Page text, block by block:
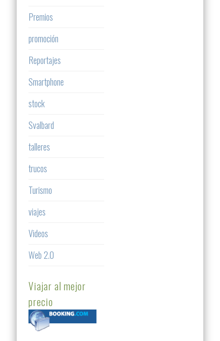
Premios
promoción
Reportajes
Smartphone
stock
Svalbard
talleres
trucos
Turismo
viajes
Videos
Web 2.0
Viajar al mejor
precio